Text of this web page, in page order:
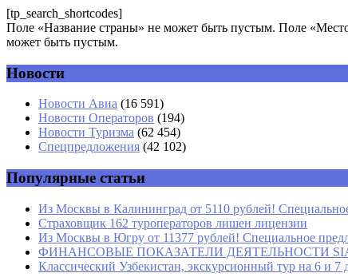
Комментарий
Имя *
Email*
[tp_search_shortcodes]
Поле «Название страны» не может быть пустым. Поле
может быть пустым.
Новости
Новости Авиа (16 591)
Новости Операторов (194)
Новости Туризма (62 454)
Спецпредложения (42 102)
Популярные статьи
Из Москвы в Калининград от 5110 рублей!
Страховщик 162 туроператоров лишен лицензии
Из Москвы в Югру от 11377 рублей! Специальное
ФИНАНСОВЫЕ ПОКАЗАТЕЛИ ДЕЯТЕЛЬНОСТИ SIA
Классический Узбекистан, экскурсионный тур на 6 и